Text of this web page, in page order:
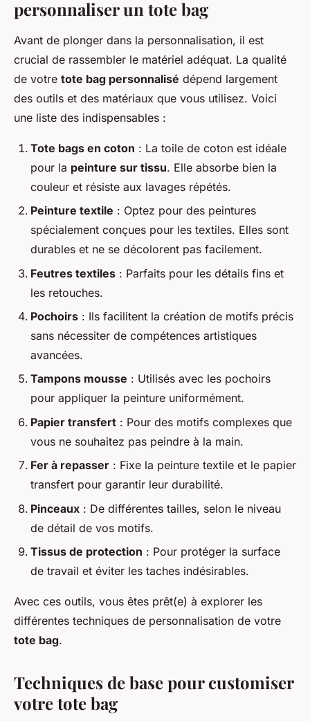
personnaliser un tote bag
Avant de plonger dans la personnalisation, il est
crucial de rassembler le matériel adéquat. La qualité
de votre tote bag personnalisé dépend largement
des outils et des matériaux que vous utilisez. Voici
une liste des indispensables :
Tote bags en coton : La toile de coton est idéale
pour la peinture sur tissu. Elle absorbe bien la
couleur et résiste aux lavages répétés.
Peinture textile : Optez pour des peintures
spécialement conçues pour les textiles. Elles sont
durables et ne se décolorent pas facilement.
Feutres textiles : Parfaits pour les détails fins et
les retouches.
Pochoirs : Ils facilitent la création de motifs précis
sans nécessiter de compétences artistiques
avancées.
Tampons mousse : Utilisés avec les pochoirs
pour appliquer la peinture uniformément.
Papier transfert : Pour des motifs complexes que
vous ne souhaitez pas peindre à la main.
Fer à repasser : Fixe la peinture textile et le papier
transfert pour garantir leur durabilité.
Pinceaux : De différentes tailles, selon le niveau
de détail de vos motifs.
Tissus de protection : Pour protéger la surface
de travail et éviter les taches indésirables.
Avec ces outils, vous êtes prêt(e) à explorer les
différentes techniques de personnalisation de votre
tote bag.
Techniques de base pour customiser
votre tote bag